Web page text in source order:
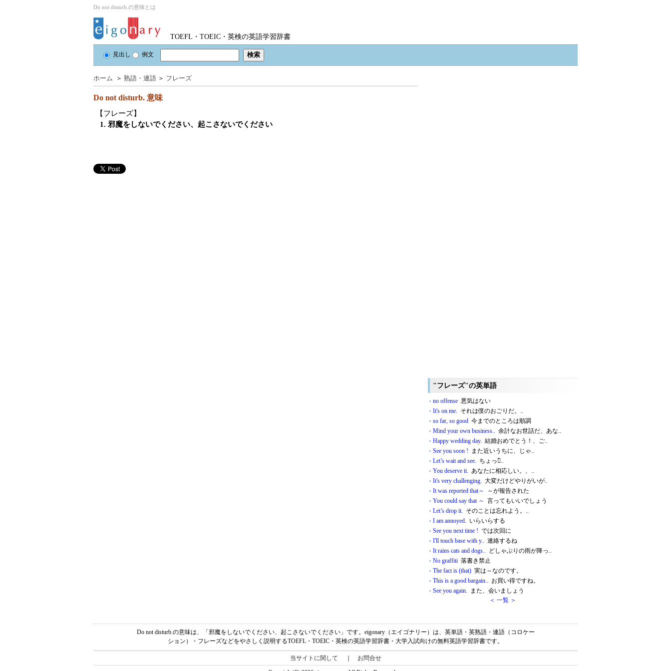
Do not disturb.の意味とは
TOEFL・TOEIC・英検の英語学習辞書
見出し 例文
ホーム ＞ 熟語・連語 ＞ フレーズ
Do not disturb. 意味
【フレーズ】
1. 邪魔をしないでください、起こさないでください
"フレーズ"の英単語
no offense 悪気はない
It's on me. それは僕のおごりだ。..
so far, so good 今までのところは順調
Mind your own business.. 余計なお世話だ、あな..
Happy wedding day. 結婚おめでとう！、ご..
See you soon ! また近いうちに、じゃ..
Let’s wait and see. ちょっと̀..
You deserve it. あなたに相応しい。、..
It's very challenging. 大変だけどやりがいが..
It was reported that～
～が報告された
You could say that ～ 言ってもいいでしょう
Let’s drop it. そのことは忘れよう。..
I am annoyed. いらいらする
See you next time ! では次回に
I'll touch base with y.. 連絡するね
It rains cats and dogs.. どしゃぶりの雨が降っ..
No graffiti 落書き禁止
The fact is (that) 実は～なのです。
This is a good bargain.. お買い得ですね。
See you again. また、会いましょう
＜ 一覧 ＞
Do not disturb.の意味は、「邪魔をしないでください、起こさないでください」です。eigonary（エイゴナリー）は、英単語・英熟語・連語（コロケー
ション）・フレーズなどをやさしく説明するTOEFL・TOEIC・英検の英語学習辞書・大学入試向けの無料英語学習辞書です。
当サイトに関して お問合せ